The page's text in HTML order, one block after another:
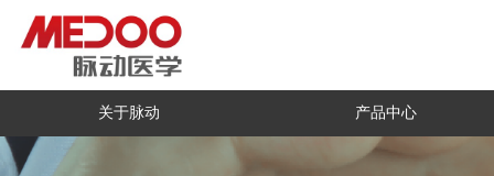
关于脉动 产品中心